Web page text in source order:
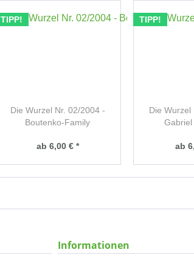
TIPP!
Die Wurzel Nr. 02/2004 -
Boutenko-Family
ab 6,00 € *
TIPP!
Die Wurzel
ab
Informationen